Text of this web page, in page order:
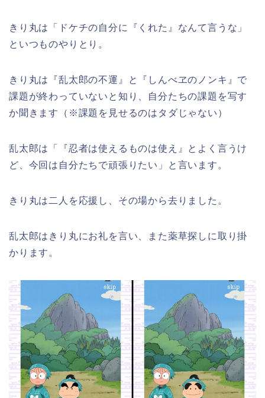
きり丸は「ドケチの自分に『くれた』なんて言うな」
といつものやりとり。
きり丸は『乱太郎の不運』と『しんべヱのノンキ』で
課題が終わっていないと知り、自分たちの課題を写す
か聞きます（※課題を見せるのはタダじゃない）
乱太郎は「『忍者は使えるものは使え』とよく言うけ
ど、今回は自分たちで頑張りたい」と言います。
きり丸は二人を応援し、その場から去りました。
乱太郎はきり丸にお礼を言い、また薬草探しに取り掛
かります。